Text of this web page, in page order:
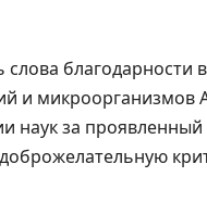
слова
и микроорганизмов
наук за
доброжелательную